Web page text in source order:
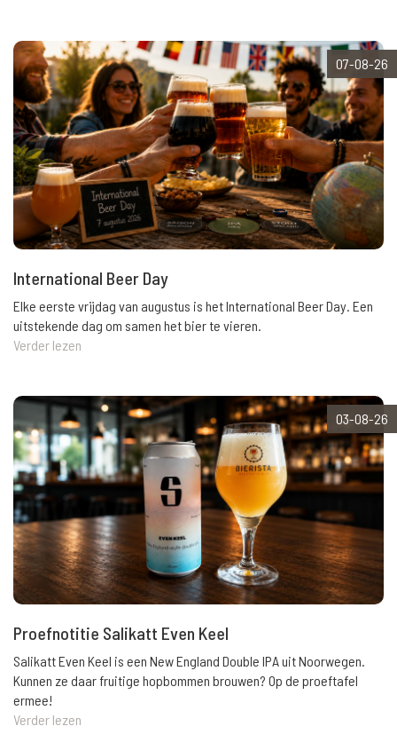
07-08-26
International Beer Day
Elke eerste vrijdag van augustus is het International Beer Day. Een
uitstekende dag om samen het bier te vieren.
Verder lezen
03-08-26
Proefnotitie Salikatt Even Keel
Salikatt Even Keel is een New England Double IPA uit Noorwegen.
Kunnen ze daar fruitige hopbommen brouwen? Op de proeftafel
ermee!
Verder lezen